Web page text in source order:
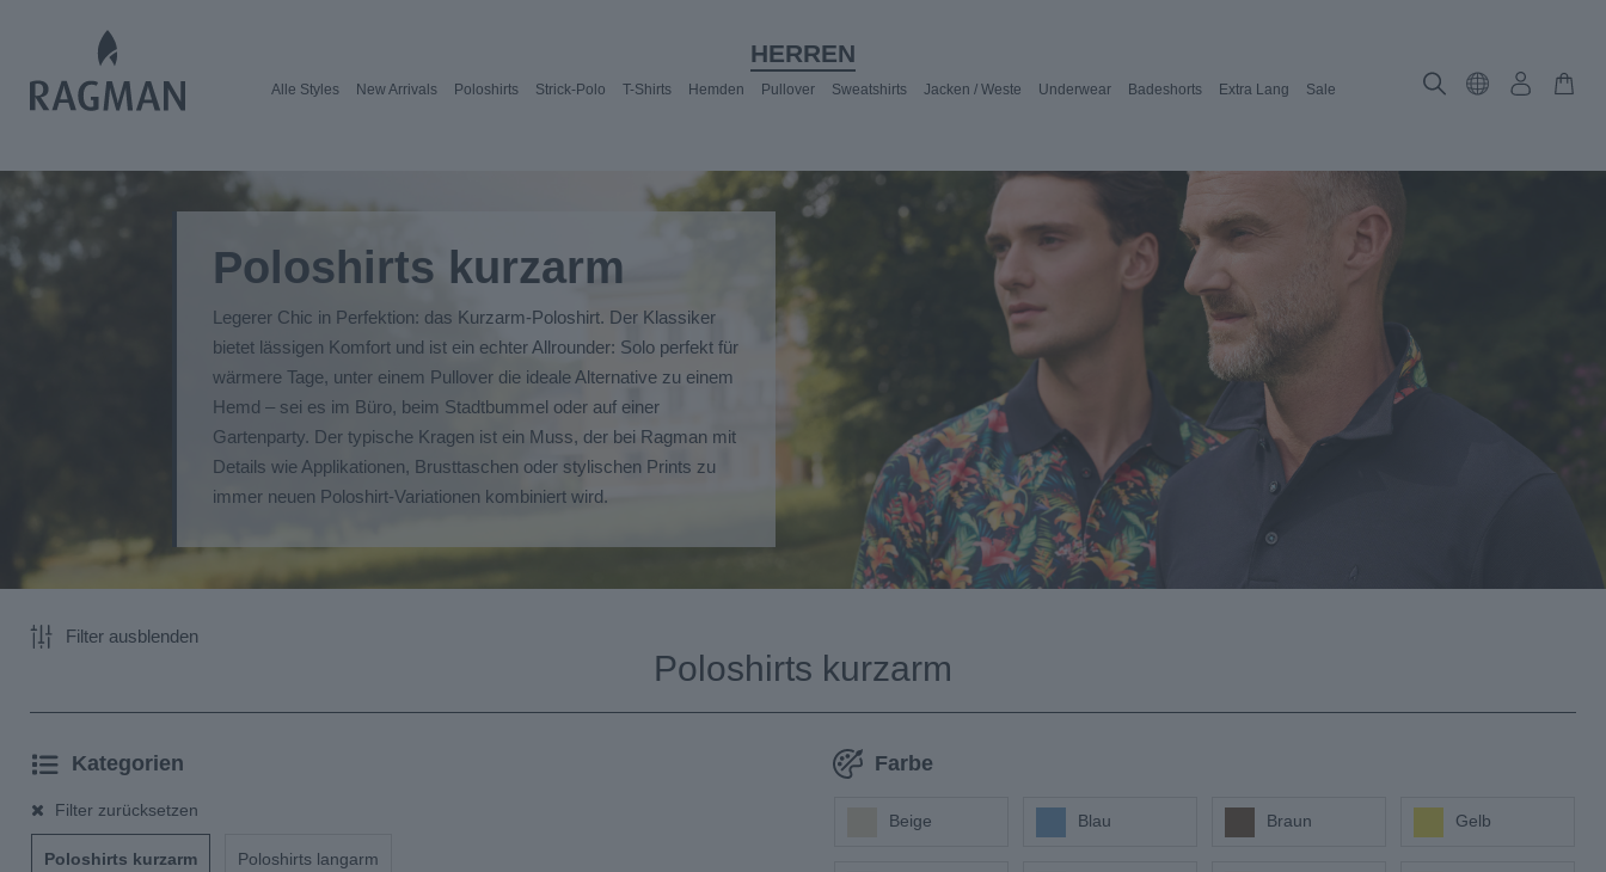
HERREN
Alle Styles New Arrivals Poloshirts Strick-Polo T-Shirts Hemden Pullover Sweatshirts Jacken / Weste Underwear Badeshorts Extra Lang Sale
Poloshirts kurzarm
Legerer Chic in Perfektion: das Kurzarm-Poloshirt. Der Klassiker
bietet lässigen Komfort und ist ein echter Allrounder: Solo perfekt für
wärmere Tage, unter einem Pullover die ideale Alternative zu einem
Hemd – sei es im Büro, beim Stadtbummel oder auf einer
Gartenparty. Der typische Kragen ist ein Muss, der bei Ragman mit
Details wie Applikationen, Brusttaschen oder stylischen Prints zu
immer neuen Poloshirt-Variationen kombiniert wird.
Filter ausblenden
Poloshirts kurzarm
Kategorien
Filter zurücksetzen
Poloshirts kurzarm Poloshirts langarm
Farbe
Beige Blau Braun Gelb